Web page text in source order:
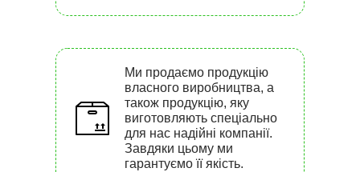
Ми продаємо продукцію
власного виробництва, а
також продукцію, яку
виготовляють спеціально
для нас надійні компанії.
Завдяки цьому ми
гарантуємо її якість.